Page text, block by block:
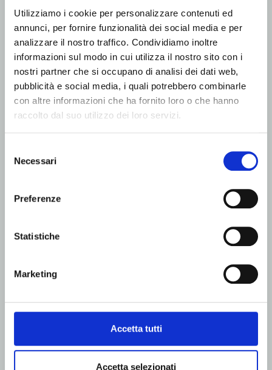
Utilizziamo i cookie per personalizzare contenuti ed
annunci, per fornire funzionalità dei social media e per
analizzare il nostro traffico. Condividiamo inoltre
informazioni sul modo in cui utilizza il nostro sito con i
nostri partner che si occupano di analisi dei dati web,
pubblicità e social media, i quali potrebbero combinarle
con altre informazioni che ha fornito loro o che hanno
raccolto dal suo utilizzo dei loro servizi.
delNecessari
Preferenze
Statistiche
Marketing
Accetta tutti
Accetta selezionati
Metering Bins & Scales
BSF
The BSF is an advanced continuous weighing scale
system that constantly monitors the amount of
before the glue blender, in order to ensure optimal